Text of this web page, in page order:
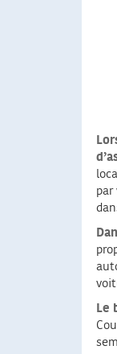
par
Le